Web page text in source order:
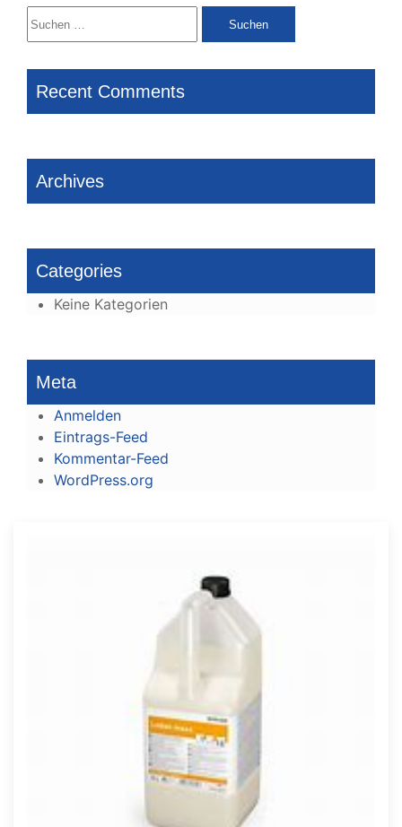
Suchen
nach:
Recent Comments
Archives
Categories
Keine Kategorien
Meta
Anmelden
Eintrags-Feed
Kommentar-Feed
WordPress.org